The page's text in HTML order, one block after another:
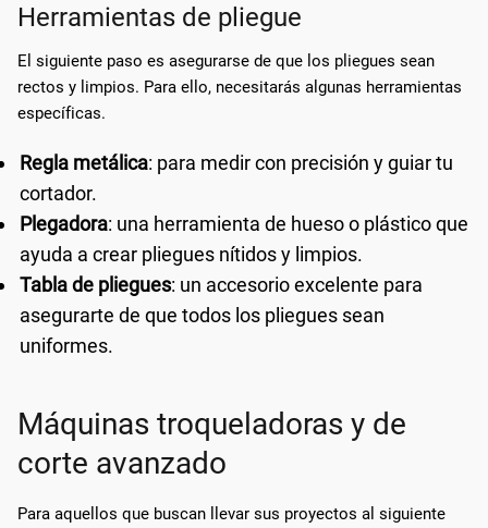
Herramientas de pliegue
El siguiente paso es asegurarse de que los pliegues sean
rectos y limpios. Para ello, necesitarás algunas herramientas
específicas.
Regla metálica: para medir con precisión y guiar tu
cortador.
Plegadora: una herramienta de hueso o plástico que
ayuda a crear pliegues nítidos y limpios.
Tabla de pliegues: un accesorio excelente para
asegurarte de que todos los pliegues sean
uniformes.
Máquinas troqueladoras y de
corte avanzado
Para aquellos que buscan llevar sus proyectos al siguiente